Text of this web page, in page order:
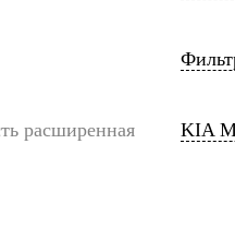
расширенная KIA